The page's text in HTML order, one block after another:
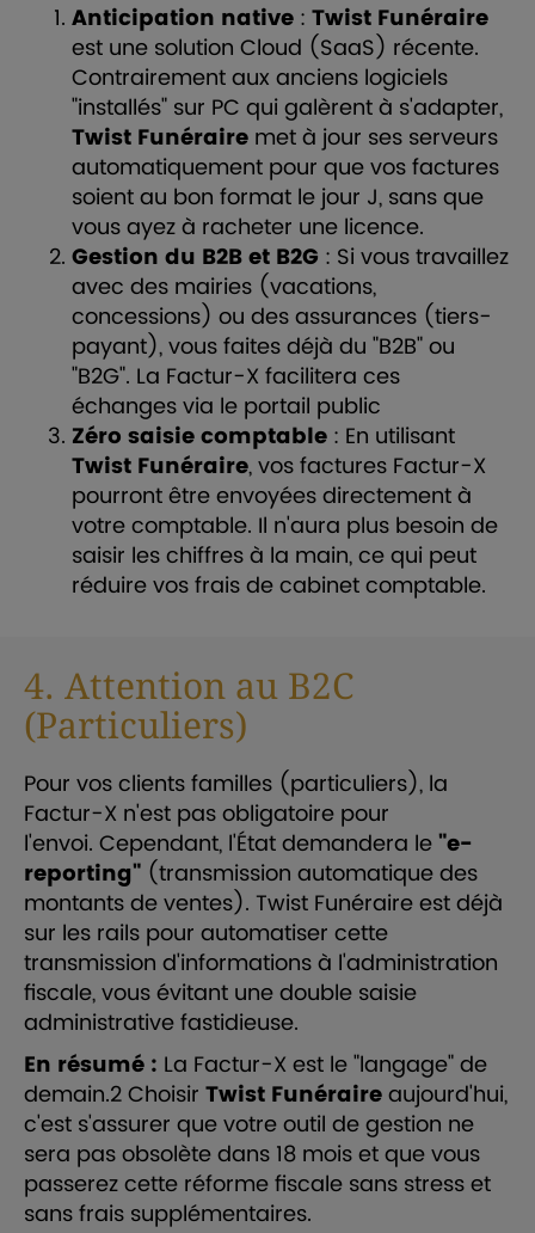
Anticipation native : Twist Funéraire
est une solution Cloud (SaaS) récente.
Contrairement aux anciens logiciels
"installés" sur PC qui galèrent à s'adapter,
Twist Funéraire met à jour ses serveurs
automatiquement pour que vos factures
soient au bon format le jour J, sans que
vous ayez à racheter une licence.
Gestion du B2B et B2G : Si vous travaillez
avec des mairies (vacations,
concessions) ou des assurances (tiers-
payant), vous faites déjà du "B2B" ou
"B2G". La Factur-X facilitera ces
échanges via le portail public
Zéro saisie comptable : En utilisant
Twist Funéraire, vos factures Factur-X
pourront être envoyées directement à
votre comptable. Il n'aura plus besoin de
saisir les chiffres à la main, ce qui peut
réduire vos frais de cabinet comptable.
4. Attention au B2C
(Particuliers)
Pour vos clients familles (particuliers), la
Factur-X n'est pas obligatoire pour
l'envoi. Cependant, l'État demandera le"e-
reporting" (transmission automatique des
montants de ventes). Twist Funéraire est déjà
sur les rails pour automatiser cette
transmission d'informations à l'administration
fiscale, vous évitant une double saisie
administrative fastidieuse.
En résumé : La Factur-X est le "langage" de
demain.2Choisir Twist Funéraireaujourd'hui,
c'est s'assurer que votre outil de gestion ne
sera pas obsolète dans 18 mois et que vous
passerez cette réforme fiscale sans stress et
sans frais supplémentaires.